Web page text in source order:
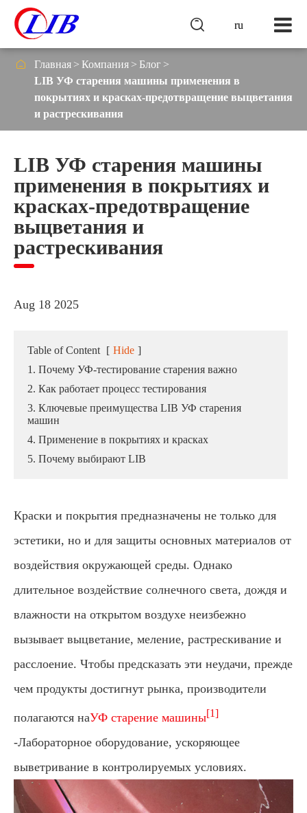
ru

 Главная Компания
Блог
LIB УФ старения машины применения в
покрытиях и красках-предотвращение выцветания
и растрескивания
LIB УФ старения машины
применения в покрытиях и
красках-предотвращение
выцветания и
растрескивания
Aug 18 2025
Table of Content [ Hide ]
1. Почему УФ-тестирование старения важно
2. Как работает процесс тестирования
3. Ключевые преимущества LIB УФ старения
машин
4. Применение в покрытиях и красках
5. Почему выбирают LIB
Краски и покрытия предназначены не только для
эстетики, но и для защиты основных материалов от
воздействия окружающей среды. Однако
длительное воздействие солнечного света, дождя и
влажности на открытом воздухе неизбежно
вызывает выцветание, меление, растрескивание и
расслоение. Чтобы предсказать эти неудачи, прежде
чем продукты достигнут рынка, производители
полагаются наУФ старение машины[1]
-Лабораторное оборудование, ускоряющее
выветривание в контролируемых условиях.